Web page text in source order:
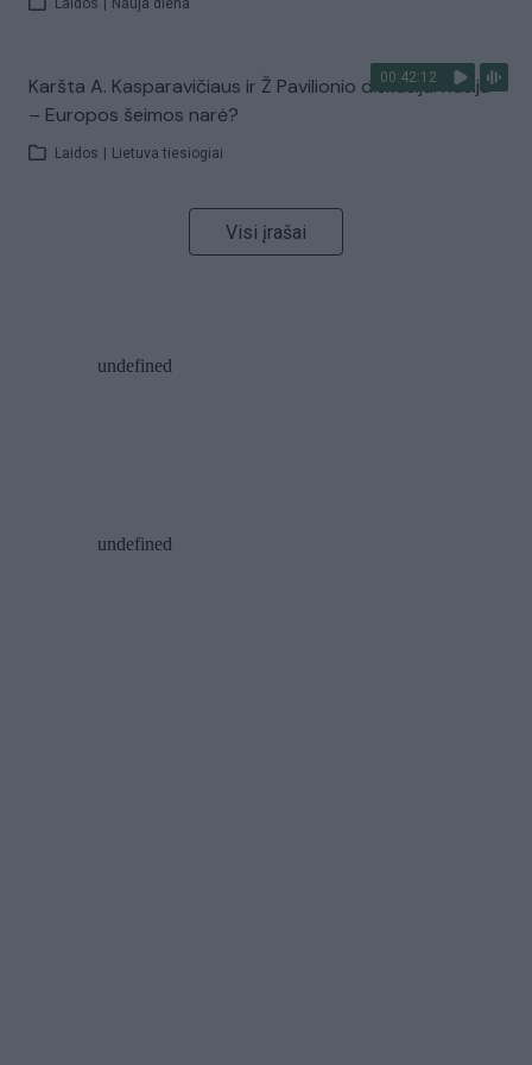
Laidos Nauja diena
00:42:12
Karšta A. Kasparavičiaus ir Ž Pavilionio diskusija: Rusija
– Europos šeimos narė?
Laidos Lietuva tiesiogiai
Visi įrašai